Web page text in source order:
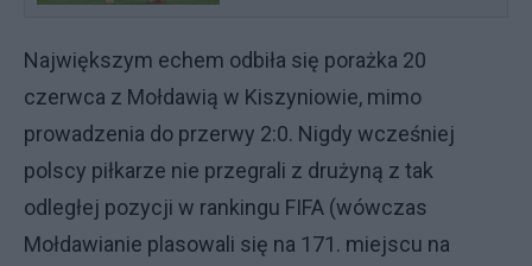
Największym echem odbiła się porażka 20
czerwca z Mołdawią w Kiszyniowie, mimo
prowadzenia do przerwy 2:0. Nigdy wcześniej
polscy piłkarze nie przegrali z drużyną z tak
odległej pozycji w rankingu FIFA (wówczas
Mołdawianie plasowali się na 171. miejscu na